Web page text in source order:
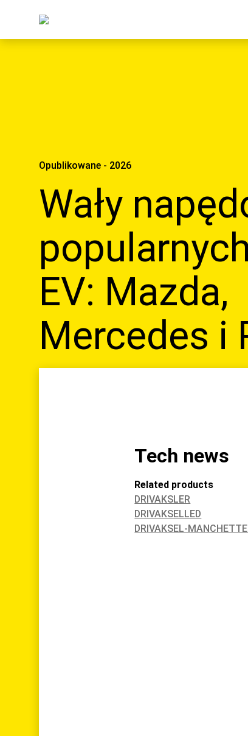
Opublikowane - 2026
Wały
EV: Mazda,
Mercedes i
Tech news
Related products
DRIVAKSLER
DRIVAKSELLED
DRIVAKSEL-